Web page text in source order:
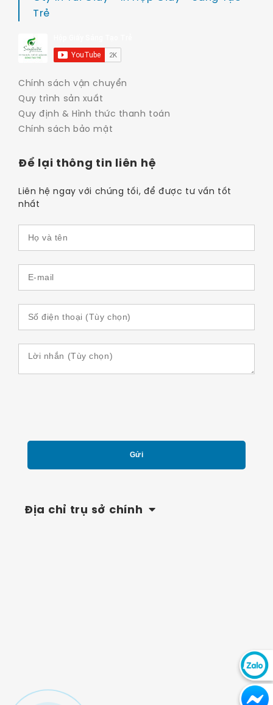
Trẻ
Chính sách vận chuyển
Quy trình sản xuất
Quy định & Hình thức thanh toán
Chính sách bảo mật
Để lại thông tin liên hệ
Liên hệ ngay với chúng tối, để được tư vấn tốt
nhất
Địa chỉ trụ sở chính
Chat